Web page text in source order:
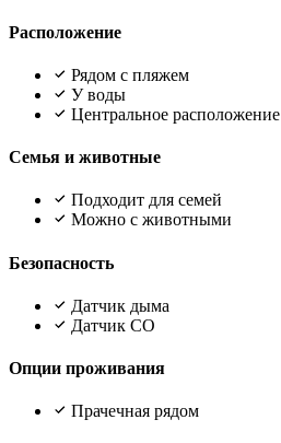
Расположение
Рядом с пляжем
У воды
Центральное расположение
Семья и животные
Подходит для семей
Можно с животными
Безопасность
Датчик дыма
Датчик CO
Опции проживания
Прачечная рядом